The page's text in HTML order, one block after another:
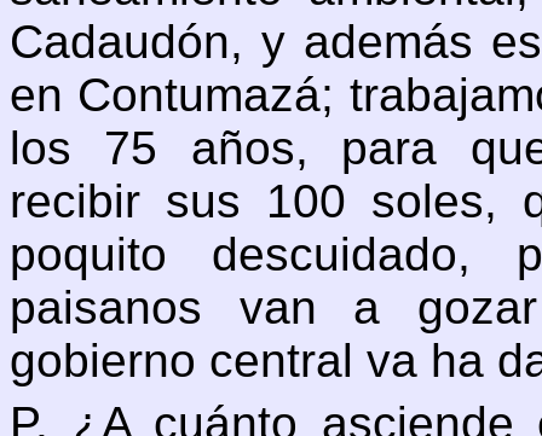
Cadaudón, y además
en Contumazá;
los 75 años, para
recibir sus 100 soles,
poquito
paisanos van a
gobierno central va ha
P. ¿A cuánto asciende